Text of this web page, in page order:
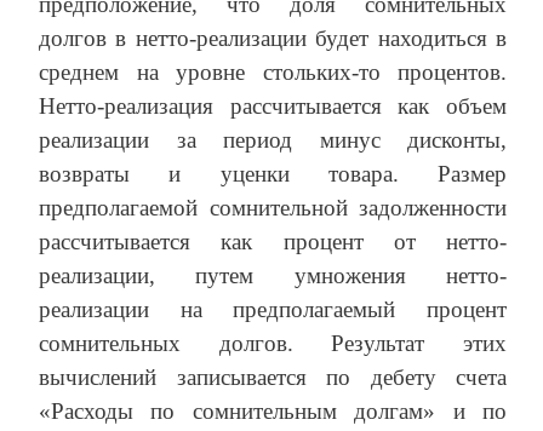
долгов в нетто-реализации будет находиться в
среднем на уровне стольких-то процентов.
Нетто-реализация рассчитывается как объем
реализации за период минус дисконты,
возвраты и уценки товара. Размер
предполагаемой сомнительной задолженности
рассчитывается как процент от нетто-
реализации, путем умножения нетто-
реализации на предполагаемый процент
сомнительных долгов. Результат этих
вычислений записывается по дебету счета
«Расходы по сомнительным долгам» и по